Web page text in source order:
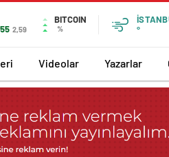
2,59
BITCOIN
%
°
Videolar Yazarlar